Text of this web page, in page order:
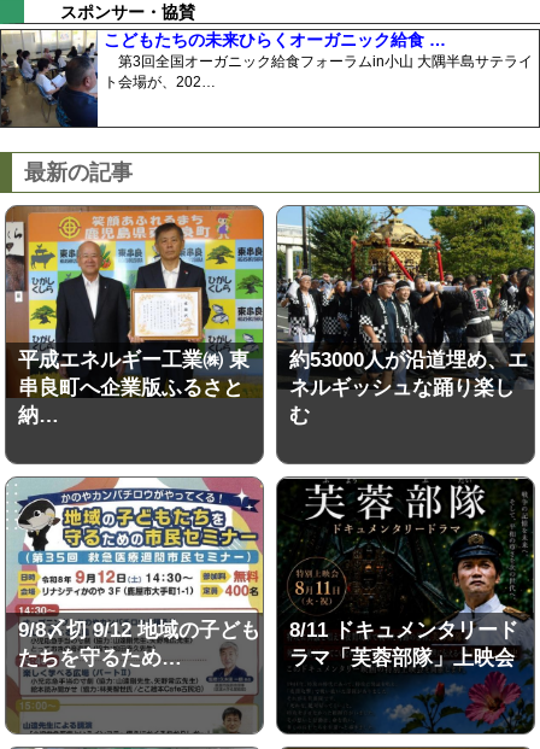
スポンサー・協賛
こどもたちの未来ひらくオーガニック給食 …
第3回全国オーガニック給食フォーラムin小山 大隅半島サテライ
ト会場が、202…
最新の記事
平成エネルギー工業㈱ 東
串良町へ企業版ふるさと
納…
約53000人が沿道埋め、エ
ネルギッシュな踊り楽し
む
9/8〆切 9/12 地域の子ども
たちを守るため…
8/11 ドキュメンタリード
ラマ「芙蓉部隊」上映会